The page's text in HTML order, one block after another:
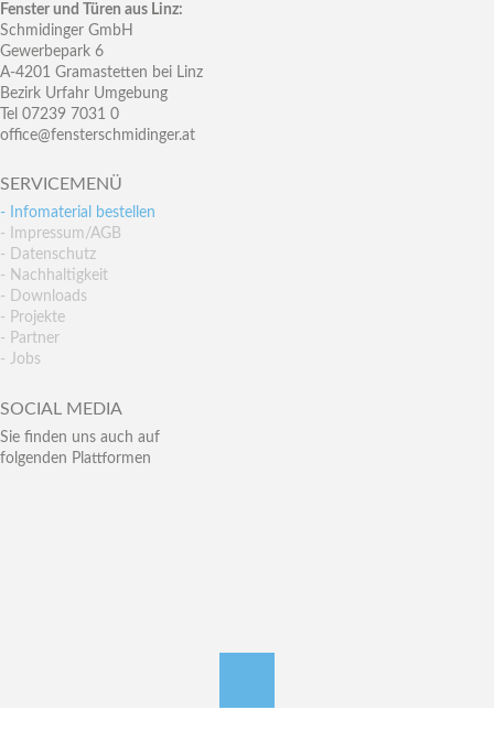
Fenster und Türen aus Linz:
Schmidinger GmbH
Gewerbepark 6
A-4201 Gramastetten bei Linz
Bezirk Urfahr Umgebung
Tel 07239 7031 0
office@fensterschmidinger.at
SERVICEMENÜ
- Infomaterial bestellen
- Impressum/AGB
- Datenschutz
- Nachhaltigkeit
- Downloads
- Projekte
- Partner
- Jobs
SOCIAL MEDIA
Sie finden uns auch auf
folgenden Plattformen